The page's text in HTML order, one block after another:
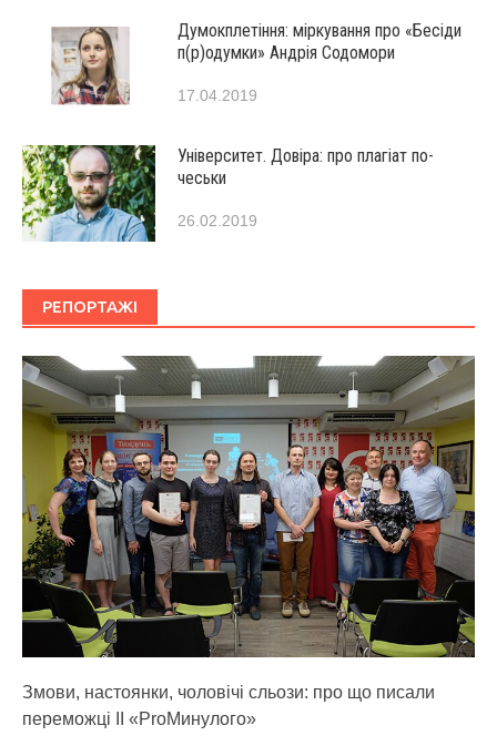
Думокплетіння: міркування про «Бесіди
п(р)одумки» Андрія Содомори
17.04.2019
Університет. Довіра: про плагіат по-
чеськи
26.02.2019
РЕПОРТАЖІ
Змови, настоянки, чоловічі сльози: про що писали
переможці ІІ «ProМинулого»